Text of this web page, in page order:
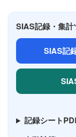
SIAS記録・集計
SIAS記
記録シート